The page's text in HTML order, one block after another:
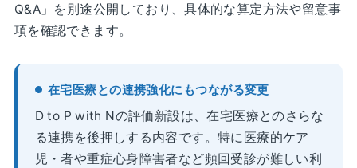
Q&A」を別途公開しており、具体的な算定方法や留意事
項を確認できます。
在宅医療との連携強化にもつながる変更
D to P with Nの評価新設は、在宅医療とのさらな
る連携を後押しする内容です。特に医療的ケア
児・者や重症心身障害者など頻回受診が難しい利